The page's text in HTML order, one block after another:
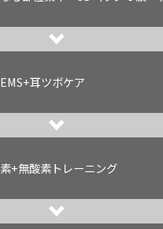
耳ツボケア
+無酸素トレーニング